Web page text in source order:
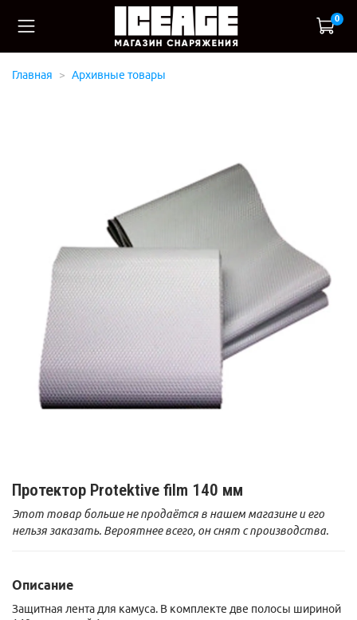
0
Главная Архивные товары
Протектор Protektive film 140 мм
Этот товар больше не продаётся в нашем магазине и его
нельзя заказать. Вероятнее всего, он снят с производства.
Описание
Защитная лента для камуса. В комплекте две полосы шириной